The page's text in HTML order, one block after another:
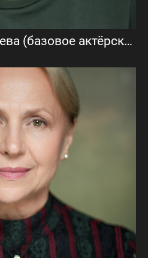
Анастасия Рязанцева (базовое актёрское портфолио)